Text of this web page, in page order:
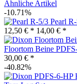
Ähnliche Artikel
-10.71%
Pearl
12,50 € * 14,00 € *
Floortom Beine
30,00 € *
-40.82%